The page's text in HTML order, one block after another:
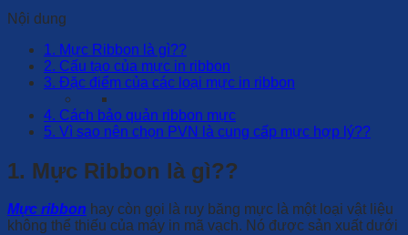
Nội dung
1. Mực Ribbon là gì??
2. Cấu tạo của mực in ribbon
3. Đặc điểm của các loại mực in ribbon
4. Cách bảo quản ribbon mực
5. Vì sao nên chọn PVN là cung cấp mực hợp lý??
1. Mực Ribbon là gì??
Mực ribbon hay còn gọi là ruy băng mực là một loại vật liệu
không thể thiếu của máy in mã vạch. Nó được sản xuất dưới